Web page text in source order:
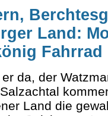
Land:
da, der
Land die